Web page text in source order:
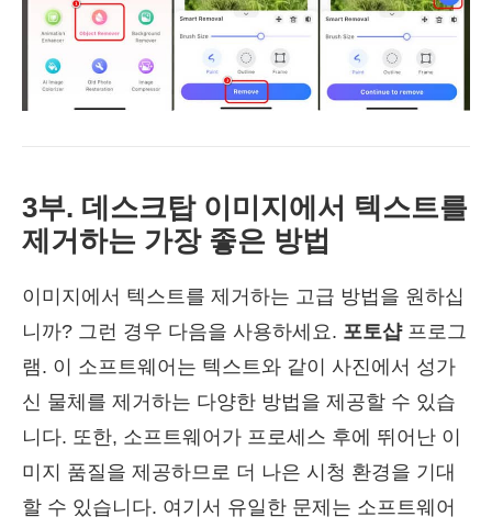
3부. 데스크탑 이미지에서 텍스트를
제거하는 가장 좋은 방법
이미지에서 텍스트를 제거하는 고급 방법을 원하십
니까? 그런 경우 다음을 사용하세요. 포토샵프로그
램. 이 소프트웨어는 텍스트와 같이 사진에서 성가
신 물체를 제거하는 다양한 방법을 제공할 수 있습
니다. 또한, 소프트웨어가 프로세스 후에 뛰어난 이
미지 품질을 제공하므로 더 나은 시청 환경을 기대
할 수 있습니다. 여기서 유일한 문제는 소프트웨어